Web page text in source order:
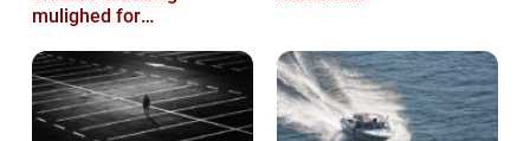
mulighed for